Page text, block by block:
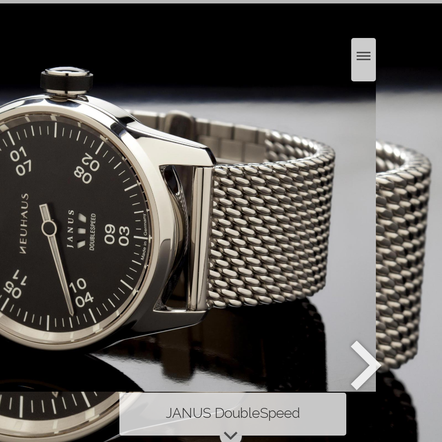
JANUS DoubleSpeed
Einzigartig, streng limitiert, zeitlos elegant, voller